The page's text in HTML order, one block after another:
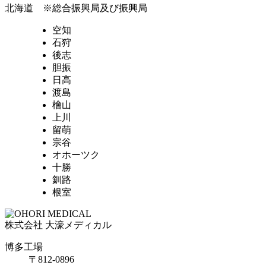
北海道 ※総合振興局及び振興局
空知
石狩
後志
胆振
日高
渡島
檜山
上川
留萌
宗谷
オホーツク
十勝
釧路
根室
株式会社 大濠メディカル
博多工場
〒812-0896